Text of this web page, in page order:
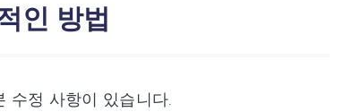
인 방법
수정 사항이 있습니다.